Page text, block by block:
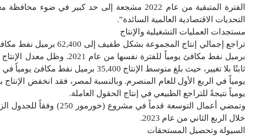
الفترة المتبقية من عام 2022 مشجعة إلى حد كبير
التحديات الاقتصادية العالمية السائدة”.
مستجدات العمليات التشغيلية والإنتاج
برميل نفط مكافئ يومياً للفترة
يومياً نتيجةً للتراجع الطبيعي في إنتاج الحقول العاملة.
وتمضي أعمال التوسعة قدماً في
خلال الربع الثاني من عام 2023.
السيولة وتحصيل المستحقات